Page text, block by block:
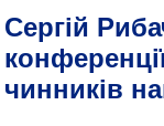
Сергій
чинників